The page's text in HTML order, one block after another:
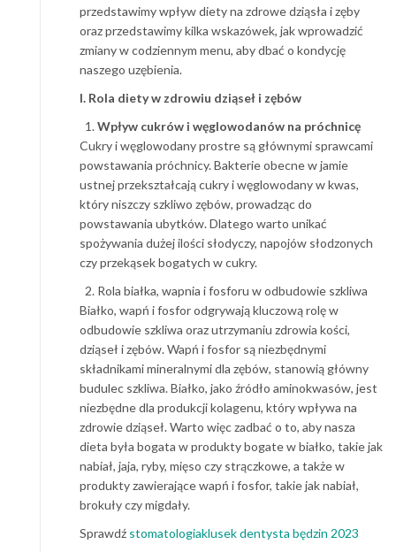
przedstawimy wpływ diety na zdrowe dziąsła i zęby
oraz przedstawimy kilka wskazówek, jak wprowadzić
zmiany w codziennym menu, aby dbać o kondycję
naszego uzębienia.
I. Rola diety w zdrowiu dziąseł i zębów
Wpływ cukrów i węglowodanów na próchnicę
Cukry i węglowodany prostre są głównymi sprawcami
powstawania próchnicy. Bakterie obecne w jamie
ustnej przekształcają cukry i węglowodany w kwas,
który niszczy szkliwo zębów, prowadząc do
powstawania ubytków. Dlatego warto unikać
spożywania dużej ilości słodyczy, napojów słodzonych
czy przekąsek bogatych w cukry.
Rola białka, wapnia i fosforu w odbudowie szkliwa
Białko, wapń i fosfor odgrywają kluczową rolę w
odbudowie szkliwa oraz utrzymaniu zdrowia kości,
dziąseł i zębów. Wapń i fosfor są niezbędnymi
składnikami mineralnymi dla zębów, stanowią główny
budulec szkliwa. Białko, jako źródło aminokwasów, jest
niezbędne dla produkcji kolagenu, który wpływa na
zdrowie dziąseł. Warto więc zadbać o to, aby nasza
dieta była bogata w produkty bogate w białko, takie jak
nabiał, jaja, ryby, mięso czy strączkowe, a także w
produkty zawierające wapń i fosfor, takie jak nabiał,
brokuły czy migdały.
Sprawdź stomatologiaklusek dentysta będzin 2023